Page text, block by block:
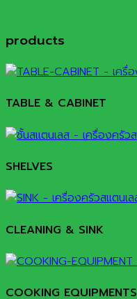
products
TABLE & CABINET
SHELVES
CLEANING & SINK
COOKING EQUIPMENTS